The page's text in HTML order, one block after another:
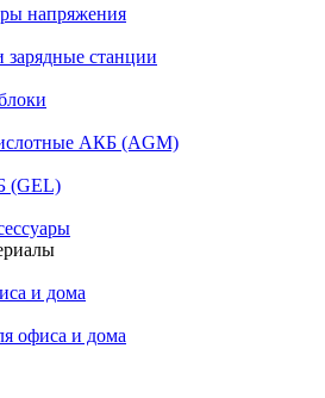
напряжения
станции
АКБ (AGM)
(GEL)
и дома
офиса и дома